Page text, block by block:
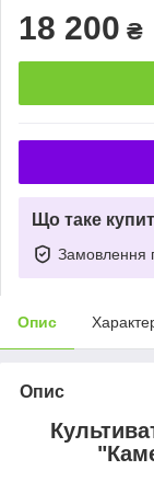
18 200 ₴
Що таке
Замовлення
Опис
Опис